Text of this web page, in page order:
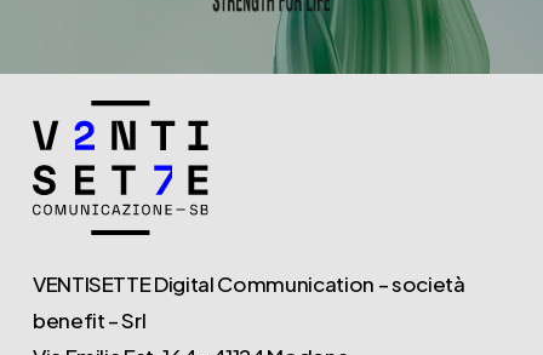
VENTISETTE Digital Communication – società
benefit – Srl